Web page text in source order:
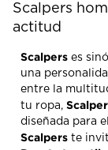
Scalpers
actitud
Scalpers es
una
entre la
tu ropa,
diseñada para
Scalpers te